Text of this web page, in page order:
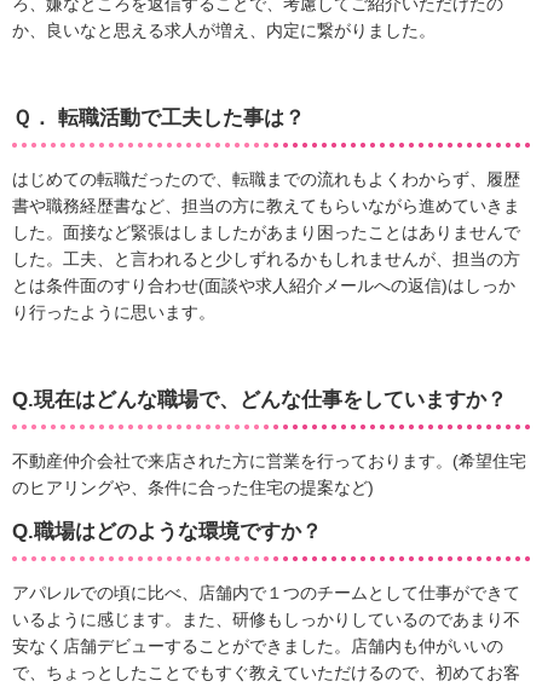
か、良いなと思える求人が増え、内定に繋がりました。
Ｑ． 転職活動で工夫した事は？
はじめての転職だったので、転職までの流れもよくわからず、履歴
書や職務経歴書など、担当の方に教えてもらいながら進めていきま
した。面接など緊張はしましたがあまり困ったことはありませんで
した。工夫、と言われると少しずれるかもしれませんが、担当の方
とは条件面のすり合わせ(面談や求人紹介メールへの返信)はしっか
り行ったように思います。
Q.現在はどんな職場で、どんな仕事をしていますか？
不動産仲介会社で来店された方に営業を行っております。(希望住宅
のヒアリングや、条件に合った住宅の提案など)
Q.職場はどのような環境ですか？
アパレルでの頃に比べ、店舗内で１つのチームとして仕事ができて
いるように感じます。また、研修もしっかりしているのであまり不
安なく店舗デビューすることができました。店舗内も仲がいいの
で、ちょっとしたことでもすぐ教えていただけるので、初めてお客